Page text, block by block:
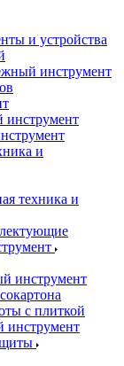
и устройства
инструмент
инструмент
и
техника и
инструмент
с плиткой
инструмент